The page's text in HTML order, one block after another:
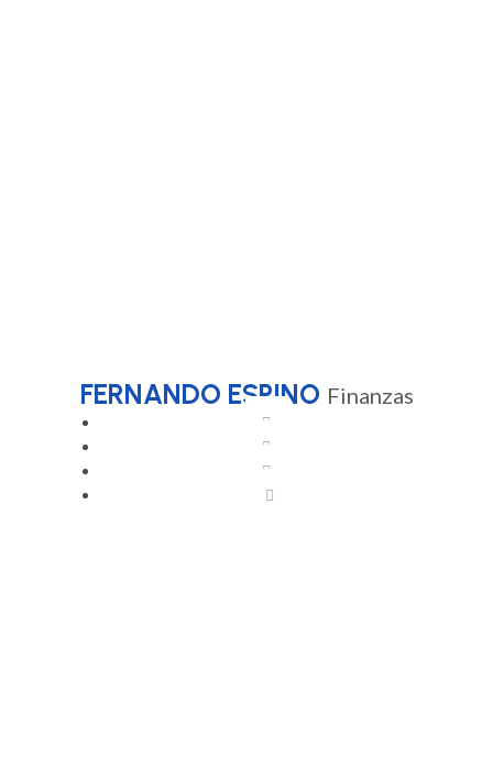
FERNANDO ESPINO Finanzas